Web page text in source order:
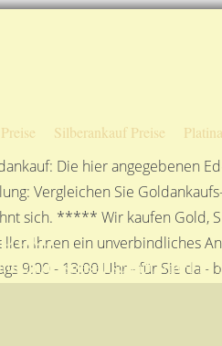
Silberankauf Preise
Die hier angegebenen
Vergleichen Sie
sich. ***** Wir kaufen Gold,
Ihnen ein unverbindliches
9:00 - 13:00 Uhr - für Sie
mbH in